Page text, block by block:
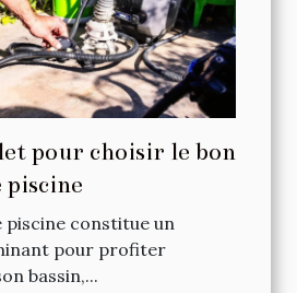
pour choisir le bon
piscine
piscine constitue un
pour profiter
bassin,...